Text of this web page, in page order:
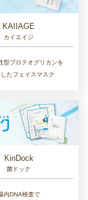
KAIIAGE
カイエイジ
型プロテオグリカンを
たフェイスマスク
KinDock
菌ドック
内DNA検査で